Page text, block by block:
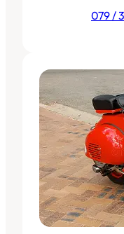
079 /